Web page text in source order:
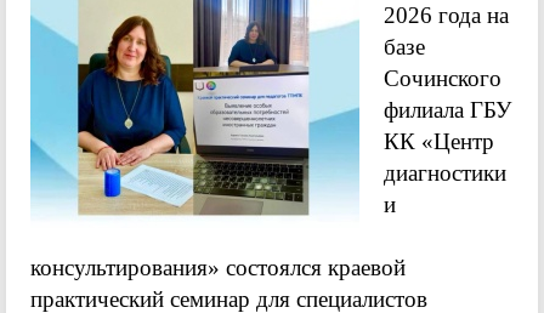
2026 года на
базе
Сочинского
филиала ГБУ
КК «Центр
диагностики
и
консультирования» состоялся краевой
практический семинар для специалистов